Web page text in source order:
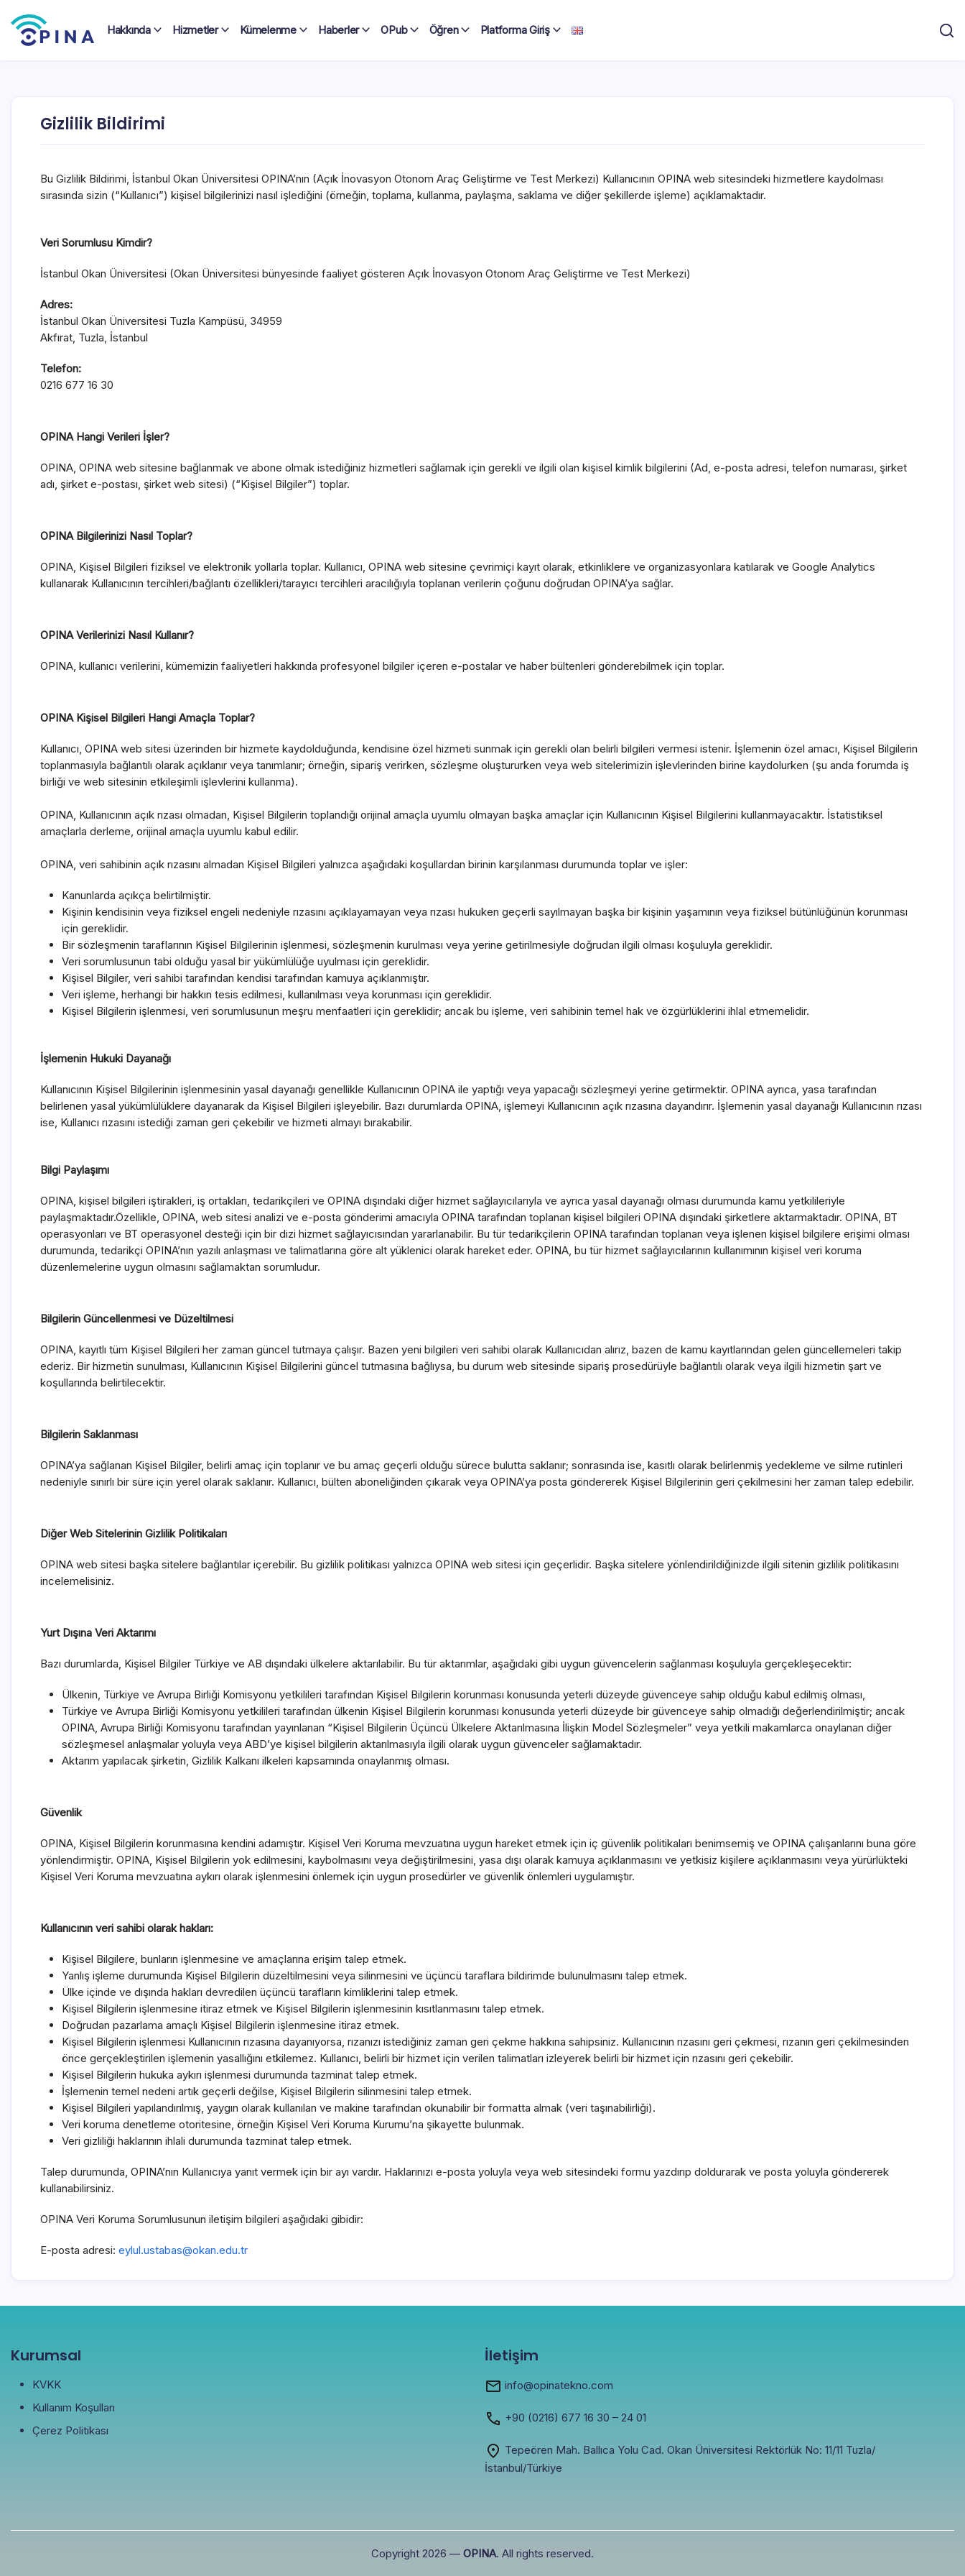
content
Hakkında Hizmetler Kümelenme Haberler OPub Öğren Platforma Giriş
Gizlilik Bildirimi
Bu Gizlilik Bildirimi, İstanbul Okan Üniversitesi OPINA’nın (Açık İnovasyon Otonom Araç Geliştirme ve Test Merkezi) Kullanıcının OPINA web sitesindeki hizmetlere kaydolması
sırasında sizin (“Kullanıcı”) kişisel bilgilerinizi nasıl işlediğini (örneğin, toplama, kullanma, paylaşma, saklama ve diğer şekillerde işleme) açıklamaktadır.
Veri Sorumlusu Kimdir?
İstanbul Okan Üniversitesi (Okan Üniversitesi bünyesinde faaliyet gösteren Açık İnovasyon Otonom Araç Geliştirme ve Test Merkezi)
Adres:
İstanbul Okan Üniversitesi Tuzla Kampüsü, 34959
Akfırat, Tuzla, İstanbul
Telefon:
0216 677 16 30
OPINA Hangi Verileri İşler?
OPINA, OPINA web sitesine bağlanmak ve abone olmak istediğiniz hizmetleri sağlamak için gerekli ve ilgili olan kişisel kimlik bilgilerini (Ad, e-posta adresi, telefon numarası, şirket
adı, şirket e-postası, şirket web sitesi) (“Kişisel Bilgiler”) toplar.
OPINA Bilgilerinizi Nasıl Toplar?
OPINA, Kişisel Bilgileri fiziksel ve elektronik yollarla toplar. Kullanıcı, OPINA web sitesine çevrimiçi kayıt olarak, etkinliklere ve organizasyonlara katılarak ve Google Analytics
kullanarak Kullanıcının tercihleri/bağlantı özellikleri/tarayıcı tercihleri ​​aracılığıyla toplanan verilerin çoğunu doğrudan OPINA’ya sağlar.
OPINA Verilerinizi Nasıl Kullanır?
OPINA, kullanıcı verilerini, kümemizin faaliyetleri hakkında profesyonel bilgiler içeren e-postalar ve haber bültenleri gönderebilmek için toplar.
OPINA Kişisel Bilgileri Hangi Amaçla Toplar?
Kullanıcı, OPINA web sitesi üzerinden bir hizmete kaydolduğunda, kendisine özel hizmeti sunmak için gerekli olan belirli bilgileri vermesi istenir. İşlemenin özel amacı, Kişisel Bilgilerin
toplanmasıyla bağlantılı olarak açıklanır veya tanımlanır; örneğin, sipariş verirken, sözleşme oluştururken veya web sitelerimizin işlevlerinden birine kaydolurken (şu anda forumda iş
birliği ve web sitesinin etkileşimli işlevlerini kullanma).
OPINA, Kullanıcının açık rızası olmadan, Kişisel Bilgilerin toplandığı orijinal amaçla uyumlu olmayan başka amaçlar için Kullanıcının Kişisel Bilgilerini kullanmayacaktır. İstatistiksel
amaçlarla derleme, orijinal amaçla uyumlu kabul edilir.
OPINA, veri sahibinin açık rızasını almadan Kişisel Bilgileri yalnızca aşağıdaki koşullardan birinin karşılanması durumunda toplar ve işler:
Kanunlarda açıkça belirtilmiştir.
Kişinin kendisinin veya fiziksel engeli nedeniyle rızasını açıklayamayan veya rızası hukuken geçerli sayılmayan başka bir kişinin yaşamının veya fiziksel bütünlüğünün korunması
için gereklidir.
Bir sözleşmenin taraflarının Kişisel Bilgilerinin işlenmesi, sözleşmenin kurulması veya yerine getirilmesiyle doğrudan ilgili olması koşuluyla gereklidir.
Veri sorumlusunun tabi olduğu yasal bir yükümlülüğe uyulması için gereklidir.
Kişisel Bilgiler, veri sahibi tarafından kendisi tarafından kamuya açıklanmıştır.
Veri işleme, herhangi bir hakkın tesis edilmesi, kullanılması veya korunması için gereklidir.
Kişisel Bilgilerin işlenmesi, veri sorumlusunun meşru menfaatleri için gereklidir; ancak bu işleme, veri sahibinin temel hak ve özgürlüklerini ihlal etmemelidir.
İşlemenin Hukuki Dayanağı
Kullanıcının Kişisel Bilgilerinin işlenmesinin yasal dayanağı genellikle Kullanıcının OPINA ile yaptığı veya yapacağı sözleşmeyi yerine getirmektir. OPINA ayrıca, yasa tarafından
belirlenen yasal yükümlülüklere dayanarak da Kişisel Bilgileri işleyebilir. Bazı durumlarda OPINA, işlemeyi Kullanıcının açık rızasına dayandırır. İşlemenin yasal dayanağı Kullanıcının rızası
ise, Kullanıcı rızasını istediği zaman geri çekebilir ve hizmeti almayı bırakabilir.
Bilgi Paylaşımı
OPINA, kişisel bilgileri iştirakleri, iş ortakları, tedarikçileri ve OPINA dışındaki diğer hizmet sağlayıcılarıyla ve ayrıca yasal dayanağı olması durumunda kamu yetkilileriyle
paylaşmaktadır.Özellikle, OPINA, web sitesi analizi ve e-posta gönderimi amacıyla OPINA tarafından toplanan kişisel bilgileri OPINA dışındaki şirketlere aktarmaktadır. OPINA, BT
operasyonları ve BT operasyonel desteği için bir dizi hizmet sağlayıcısından yararlanabilir. Bu tür tedarikçilerin OPINA tarafından toplanan veya işlenen kişisel bilgilere erişimi olması
durumunda, tedarikçi OPINA’nın yazılı anlaşması ve talimatlarına göre alt yüklenici olarak hareket eder. OPINA, bu tür hizmet sağlayıcılarının kullanımının kişisel veri koruma
düzenlemelerine uygun olmasını sağlamaktan sorumludur.
Bilgilerin Güncellenmesi ve Düzeltilmesi
OPINA, kayıtlı tüm Kişisel Bilgileri her zaman güncel tutmaya çalışır. Bazen yeni bilgileri veri sahibi olarak Kullanıcıdan alırız, bazen de kamu kayıtlarından gelen güncellemeleri takip
ederiz. Bir hizmetin sunulması, Kullanıcının Kişisel Bilgilerini güncel tutmasına bağlıysa, bu durum web sitesinde sipariş prosedürüyle bağlantılı olarak veya ilgili hizmetin şart ve
koşullarında belirtilecektir.
Bilgilerin Saklanması
OPINA’ya sağlanan Kişisel Bilgiler, belirli amaç için toplanır ve bu amaç geçerli olduğu sürece bulutta saklanır; sonrasında ise, kasıtlı olarak belirlenmiş yedekleme ve silme rutinleri
nedeniyle sınırlı bir süre için yerel olarak saklanır. Kullanıcı, bülten aboneliğinden çıkarak veya OPINA’ya posta göndererek Kişisel Bilgilerinin geri çekilmesini her zaman talep edebilir.
Diğer Web Sitelerinin Gizlilik Politikaları
OPINA web sitesi başka sitelere bağlantılar içerebilir. Bu gizlilik politikası yalnızca OPINA web sitesi için geçerlidir. Başka sitelere yönlendirildiğinizde ilgili sitenin gizlilik politikasını
incelemelisiniz.
Yurt Dışına Veri Aktarımı
Bazı durumlarda, Kişisel Bilgiler Türkiye ve AB dışındaki ülkelere aktarılabilir. Bu tür aktarımlar, aşağıdaki gibi uygun güvencelerin sağlanması koşuluyla gerçekleşecektir:
Ülkenin, Türkiye ve Avrupa Birliği Komisyonu yetkilileri tarafından Kişisel Bilgilerin korunması konusunda yeterli düzeyde güvenceye sahip olduğu kabul edilmiş olması,
Türkiye ve Avrupa Birliği Komisyonu yetkilileri tarafından ülkenin Kişisel Bilgilerin korunması konusunda yeterli düzeyde bir güvenceye sahip olmadığı değerlendirilmiştir; ancak
OPINA, Avrupa Birliği Komisyonu tarafından yayınlanan “Kişisel Bilgilerin Üçüncü Ülkelere Aktarılmasına İlişkin Model Sözleşmeler” veya yetkili makamlarca onaylanan diğer
sözleşmesel anlaşmalar yoluyla veya ABD’ye kişisel bilgilerin aktarılmasıyla ilgili olarak uygun güvenceler sağlamaktadır.
Aktarım yapılacak şirketin, Gizlilik Kalkanı ilkeleri kapsamında onaylanmış olması.
Güvenlik
OPINA, Kişisel Bilgilerin korunmasına kendini adamıştır. Kişisel Veri Koruma mevzuatına uygun hareket etmek için iç güvenlik politikaları benimsemiş ve OPINA çalışanlarını buna göre
yönlendirmiştir. OPINA, Kişisel Bilgilerin yok edilmesini, kaybolmasını veya değiştirilmesini, yasa dışı olarak kamuya açıklanmasını ve yetkisiz kişilere açıklanmasını veya yürürlükteki
Kişisel Veri Koruma mevzuatına aykırı olarak işlenmesini önlemek için uygun prosedürler ve güvenlik önlemleri uygulamıştır.
Kullanıcının veri sahibi olarak hakları:
Kişisel Bilgilere, bunların işlenmesine ve amaçlarına erişim talep etmek.
Yanlış işleme durumunda Kişisel Bilgilerin düzeltilmesini veya silinmesini ve üçüncü taraflara bildirimde bulunulmasını talep etmek.
Ülke içinde ve dışında hakları devredilen üçüncü tarafların kimliklerini talep etmek.
Kişisel Bilgilerin işlenmesine itiraz etmek ve Kişisel Bilgilerin işlenmesinin kısıtlanmasını talep etmek.
Doğrudan pazarlama amaçlı Kişisel Bilgilerin işlenmesine itiraz etmek.
Kişisel Bilgilerin işlenmesi Kullanıcının rızasına dayanıyorsa, rızanızı istediğiniz zaman geri çekme hakkına sahipsiniz. Kullanıcının rızasını geri çekmesi, rızanın geri çekilmesinden
önce gerçekleştirilen işlemenin yasallığını etkilemez. Kullanıcı, belirli bir hizmet için verilen talimatları izleyerek belirli bir hizmet için rızasını geri çekebilir.
Kişisel Bilgilerin hukuka aykırı işlenmesi durumunda tazminat talep etmek.
İşlemenin temel nedeni artık geçerli değilse, Kişisel Bilgilerin silinmesini talep etmek.
Kişisel Bilgileri yapılandırılmış, yaygın olarak kullanılan ve makine tarafından okunabilir bir formatta almak (veri taşınabilirliği).
Veri koruma denetleme otoritesine, örneğin Kişisel Veri Koruma Kurumu’na şikayette bulunmak.
Veri gizliliği haklarının ihlali durumunda tazminat talep etmek.
Talep durumunda, OPINA’nın Kullanıcıya yanıt vermek için bir ayı vardır. Haklarınızı e-posta yoluyla veya web sitesindeki formu yazdırıp doldurarak ve posta yoluyla göndererek
kullanabilirsiniz.
OPINA Veri Koruma Sorumlusunun iletişim bilgileri aşağıdaki gibidir:
E-posta adresi: eylul.ustabas@okan.edu.tr
Kurumsal
KVKK
Kullanım Koşulları
Çerez Politikası
İletişim
info@opinatekno.com
+90 (0216) 677 16 30 – 24 01
Tepeören Mah. Ballıca Yolu Cad. Okan Üniversitesi Rektörlük No: 11/11 Tuzla/
İstanbul/Türkiye
Copyright 2026 — OPINA. All rights reserved.